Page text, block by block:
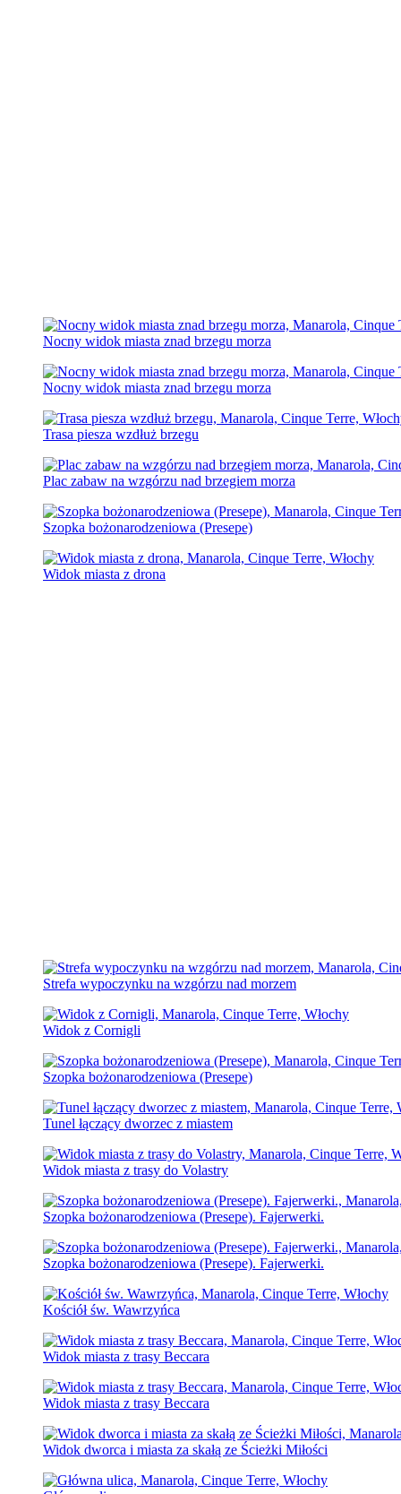
Nocny widok miasta znad brzegu morza
Nocny widok miasta znad brzegu morza
Trasa piesza wzdłuż brzegu
Plac zabaw na wzgórzu nad brzegiem morza
Szopka bożonarodzeniowa (Presepe)
Widok miasta z drona
Strefa wypoczynku na wzgórzu nad morzem
Widok z Cornigli
Szopka bożonarodzeniowa (Presepe)
Tunel łączący dworzec z miastem
Widok miasta z trasy do Volastry
Szopka bożonarodzeniowa (Presepe). Fajerwerki.
Szopka bożonarodzeniowa (Presepe). Fajerwerki.
Kościół św. Wawrzyńca
Widok miasta z trasy Beccara
Widok miasta z trasy Beccara
Widok dworca i miasta za skałą ze Ścieżki Miłości